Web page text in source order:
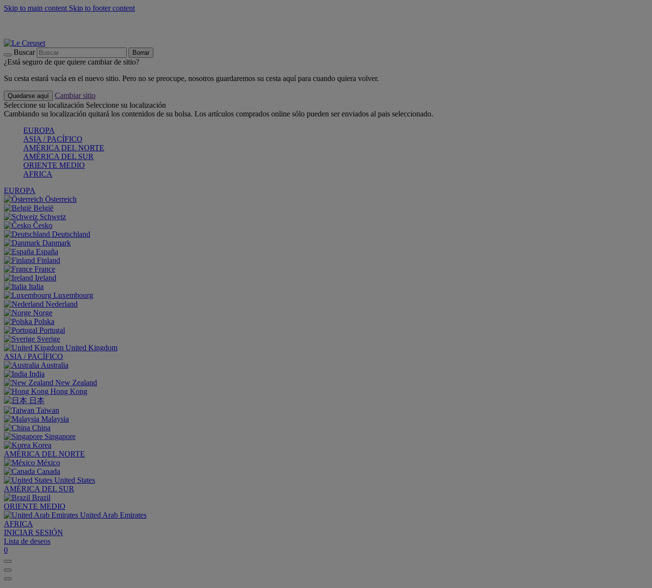
Skip to main content Skip to footer content
Buscar Borrar
¿Está seguro de que quiere cambiar de sitio?
Su cesta estará vacía en el nuevo sitio. Pero no se preocupe, nosotros guardaremos su cesta aquí para cuando quiera volver.
Quedarse aquí
Cambiar sitio
Seleccione su localización Seleccione su localización
Cambiando su localización quitará los contenidos de su bolsa. Los artículos comprados online sólo pueden ser enviados al pais seleccionado.
EUROPA
ASIA / PACÍFICO
AMÉRICA DEL NORTE
AMÉRICA DEL SUR
ORIENTE MEDIO
AFRICA
EUROPA
Österreich
België
Schweiz
Česko
Deutschland
Danmark
España
Finland
France
Ireland
Italia
Luxembourg
Nederland
Norge
Polska
Portugal
Sverige
United Kingdom
ASIA / PACÍFICO
Australia
India
New Zealand
Hong Kong
日本
Taiwan
Malaysia
China
Singapore
Korea
AMÉRICA DEL NORTE
México
Canada
United States
AMÉRICA DEL SUR
Brazil
ORIENTE MEDIO
United Arab Emirates
AFRICA
INICIAR SESIÓN
Lista de deseos
0